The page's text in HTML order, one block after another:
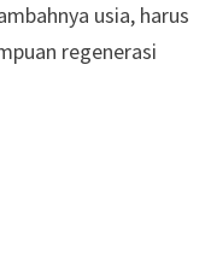
usia, harus
regenerasi